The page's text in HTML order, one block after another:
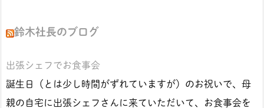
鈴木社長のブログ
出張シェフでお食事会
誕生日（とは少し時間がずれていますが）のお祝いで、母
親の自宅に出張シェフさんに来ていただいて、お食事会を